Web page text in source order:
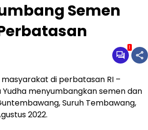
Semen
1
masyarakat di perbatasan RI –
menyumbangkan semen dan
Suruh Tembawang,
2022.